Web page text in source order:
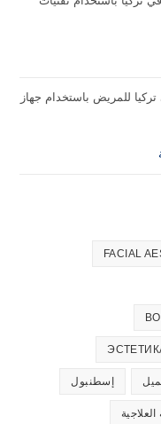
FACIAL
إسطنبول
العلاجية